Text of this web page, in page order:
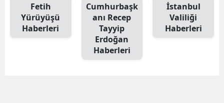
Fetih
Yürüyüşü
Haberleri
Cumhurbaşk
anı Recep
Tayyip
Erdoğan
Haberleri
İstanbul
Valiliği
Haberleri